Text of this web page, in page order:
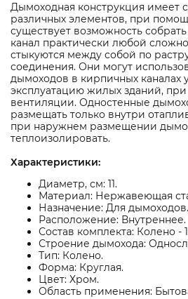
Дымоходная конструкция имеет
различных элементов, при
существует возможность
канал практически любой
стыкуются между собой по
соединения. Они могут
дымоходов в кирпичных
эксплуатацию жилых зданий,
вентиляции. Одностенные
размещать только внутри
при наружнем размещении
теплоизолировать.
Характеристики:
Диаметр, см: 11.
Материал: Нержавеющая
Назначение: Для дымоходов.
Расположение: Внутреннее.
Состав комплекта: Колено -
Строение дымохода:
Тип: Колено.
Форма: Круглая.
Цвет: Хром.
Область применения: